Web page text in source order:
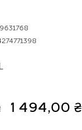
1 494,00 ₴